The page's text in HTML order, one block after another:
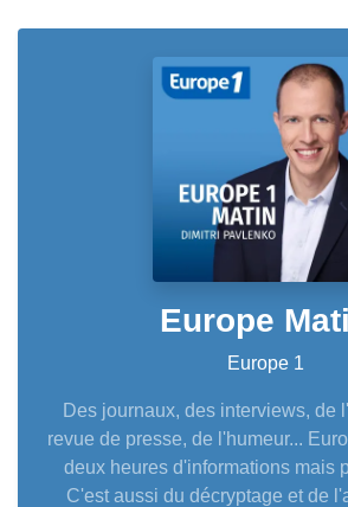
Europe
Europe 1
Des journaux, des interviews, de
revue de presse, de l'humeur...
deux heures d'informations mais
C'est aussi du décryptage et de